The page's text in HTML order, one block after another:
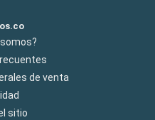
de venta
sitio